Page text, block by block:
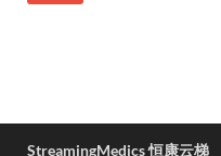
StreamingMedics 恒康云梯